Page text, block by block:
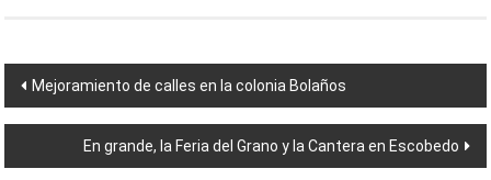
Navegación
de
entradas
Mejoramiento de calles en la colonia Bolaños
En grande, la Feria del Grano y la Cantera en Escobedo